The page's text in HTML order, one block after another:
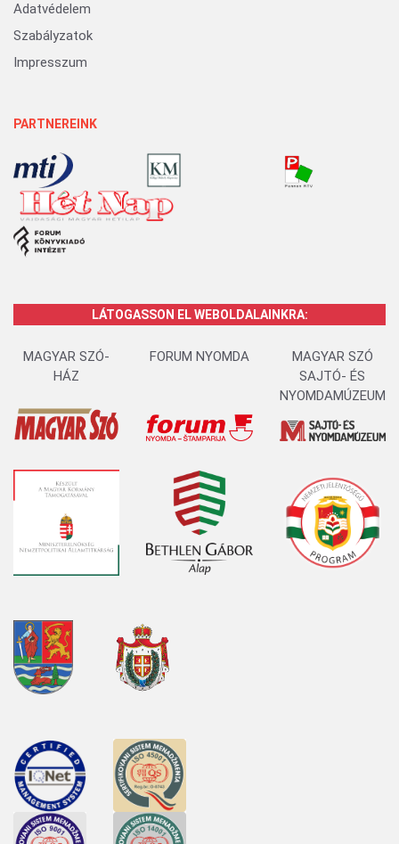
Adatvédelem
Szabályzatok
Impresszum
PARTNEREINK
LÁTOGASSON EL WEBOLDALAINKRA:
MAGYAR SZÓ-
HÁZ
FORUM NYOMDA
MAGYAR SZÓ
SAJTÓ- ÉS
NYOMDAMÚZEUM